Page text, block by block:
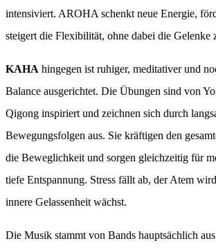
intensiviert. AROHA schenkt neue Energie,
steigert die Flexibilität, ohne dabei die Gelenke
KAHA hingegen ist ruhiger, meditativer und
Balance ausgerichtet. Die Übungen sind von
Qigong inspiriert und zeichnen sich durch
Bewegungsfolgen aus. Sie kräftigen den
die Beweglichkeit und sorgen gleichzeitig für
tiefe Entspannung. Stress fällt ab, der Atem
innere Gelassenheit wächst.
Die Musik stammt von Bands hauptsächlich